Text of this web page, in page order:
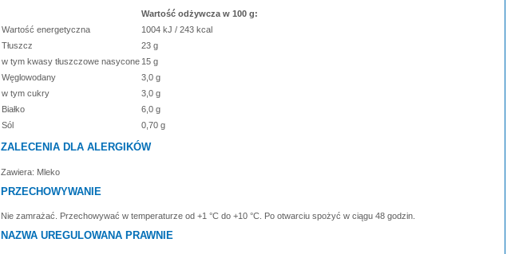
Wartość odżywcza w 100 g:
Wartość energetyczna
1004 kJ / 243 kcal
Tłuszcz
23 g
w tym kwasy tłuszczowe nasycone 15 g
Węglowodany
3,0 g
w tym cukry
3,0 g
Białko
6,0 g
Sól
0,70 g
ZALECENIA DLA ALERGIKÓW
Zawiera: Mleko
PRZECHOWYWANIE
Nie zamrażać. Przechowywać w temperaturze od +1 °C do +10 °C. Po otwarciu spożyć w ciągu 48 godzin.
NAZWA UREGULOWANA PRAWNIE